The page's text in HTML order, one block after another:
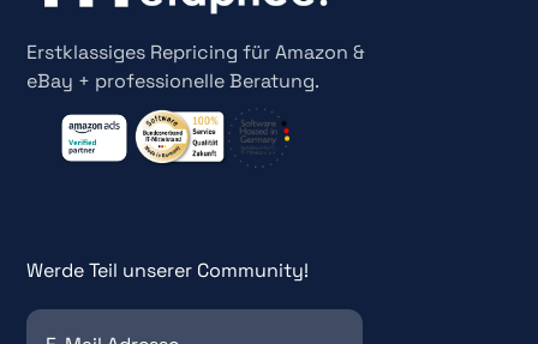
Erstklassiges Repricing für Amazon &
eBay + professionelle Beratung.
Werde Teil unserer Community!